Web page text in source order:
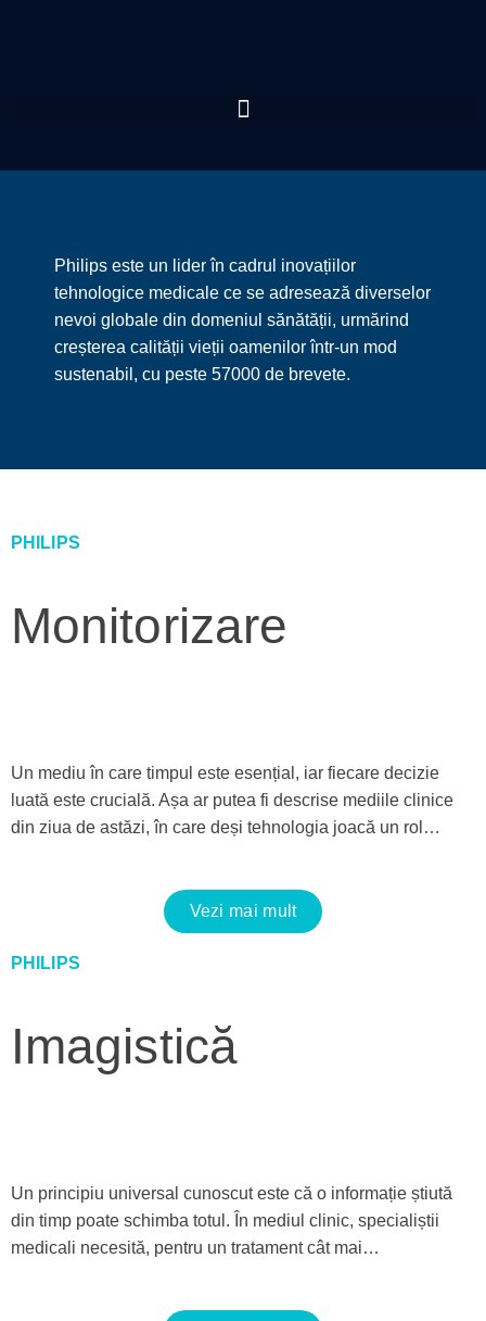
Philips este un lider în cadrul inovațiilor
tehnologice medicale ce se adresează diverselor
nevoi globale din domeniul sănătății, urmărind
creșterea calității vieții oamenilor într-un mod
sustenabil, cu peste 57000 de brevete.
PHILIPS
Monitorizare
Un mediu în care timpul este esențial, iar fiecare decizie
luată este crucială. Așa ar putea fi descrise mediile clinice
din ziua de astăzi, în care deși tehnologia joacă un rol…
Vezi mai mult
PHILIPS
Imagistică
Un principiu universal cunoscut este că o informație știută
din timp poate schimba totul. În mediul clinic, specialiștii
medicali necesită, pentru un tratament cât mai…